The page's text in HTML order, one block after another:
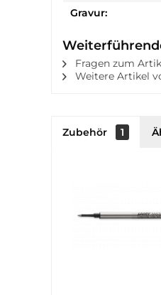
Gravur:
Fragen zum
Weitere Artikel
Zubehör 1